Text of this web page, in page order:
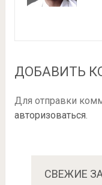
ДОБАВИТЬ
Для отправки
авторизоваться.
СВЕЖИЕ